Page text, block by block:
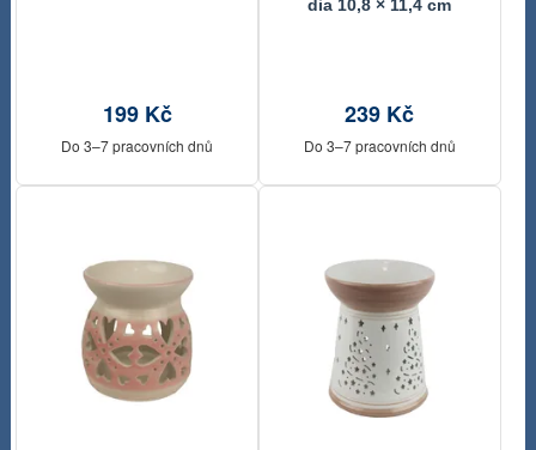
199 Kč
Do 3–7 pracovních dnů
dia 10,8 × 11,4 cm
239 Kč
Do 3–7 pracovních dnů